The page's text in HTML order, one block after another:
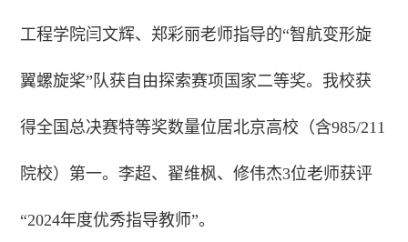
工程学院闫文辉、郑彩丽老师指导的“智航变形旋
翼螺旋桨”队获自由探索赛项国家二等奖。我校获
得全国总决赛特等奖数量位居北京高校（含985/211
院校）第一。李超、翟维枫、修伟杰3位老师获评
“2024年度优秀指导教师”。